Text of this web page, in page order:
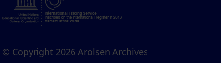
© Copyright 2026 Arolsen Archives